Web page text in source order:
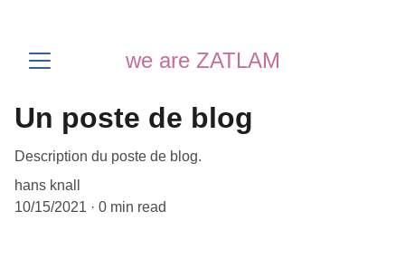
we are ZATLAM
Un poste de blog
Description du poste de blog.
hans knall
10/15/2021
0 min read